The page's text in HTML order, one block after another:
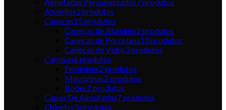
Azuleijos2 produtos
Canecas15produtos
Canecas de Alumínio2 produtos
Canecas de Porcelana10produtos
Canecas de Vidro3produtos
Camisas6produtos
Femininas2 produtos
Masculinas2 produtos
Bodes2 produtos
Capas De Almofadas7produtos
Chinelos3produtos